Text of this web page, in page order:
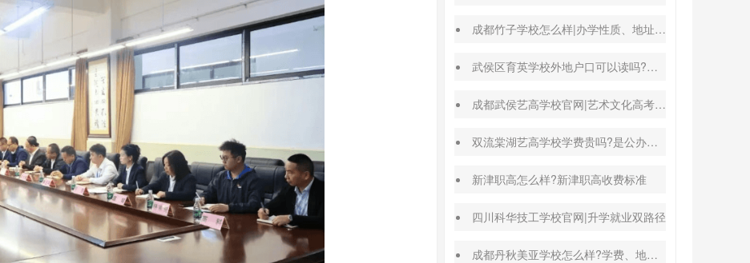
成都竹子学校怎么样|办学性质、地址、学费汇总
武侯区育英学校外地户口可以读吗?转学插班条件
成都武侯艺高学校官网|艺术文化高考班能高考吗
双流棠湖艺高学校学费贵吗?是公办还是民办
新津职高怎么样?新津职高收费标准
四川科华技工学校官网|升学就业双路径
成都丹秋美亚学校怎么样?学费、地址、办学特色汇总